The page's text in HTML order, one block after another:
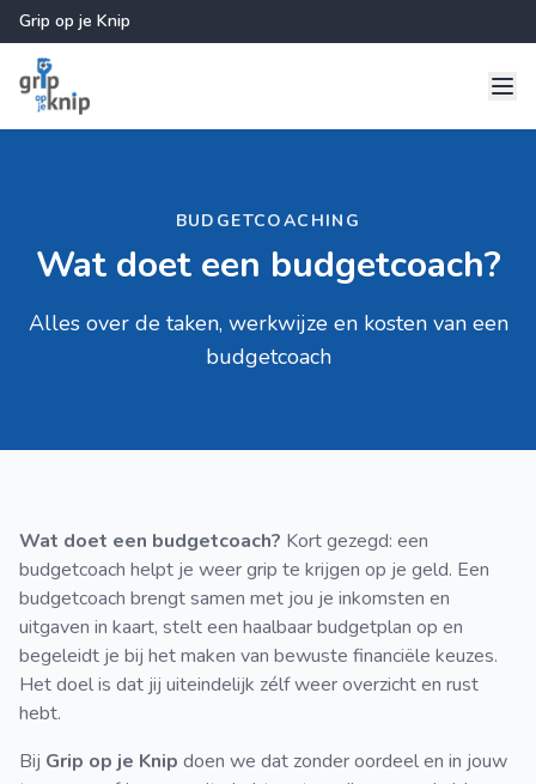
Grip op je Knip
BUDGETCOACHING
Wat doet een budgetcoach?
Alles over de taken, werkwijze en kosten van een
budgetcoach
Wat doet een budgetcoach? Kort gezegd: een
budgetcoach helpt je weer grip te krijgen op je geld. Een
budgetcoach brengt samen met jou je inkomsten en
uitgaven in kaart, stelt een haalbaar budgetplan op en
begeleidt je bij het maken van bewuste financiële keuzes.
Het doel is dat jij uiteindelijk zélf weer overzicht en rust
hebt.
Bij Grip op je Knip doen we dat zonder oordeel en in jouw